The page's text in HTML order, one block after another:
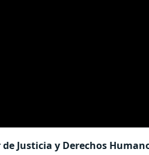
Justicia y Derechos